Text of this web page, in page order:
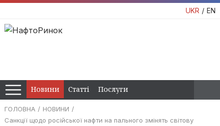
UKR EN
Новини Статті Послуги
ГОЛОВНА
НОВИНИ
Санкції щодо російської нафти на пального змінять світову